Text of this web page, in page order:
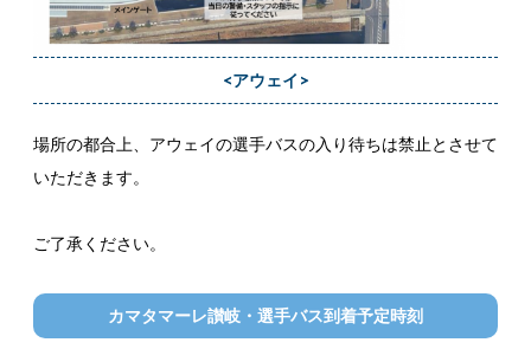
<アウェイ>
場所の都合上、アウェイの選手バスの入り待ちは禁止とさせて
いただきます。
ご了承ください。
カマタマーレ讃岐・選手バス到着予定時刻